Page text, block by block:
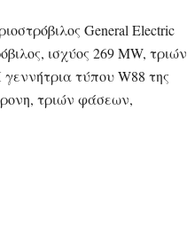
General Electric
ισχύος 269 MW, τριών
τύπου W88 της
τριών φάσεων,